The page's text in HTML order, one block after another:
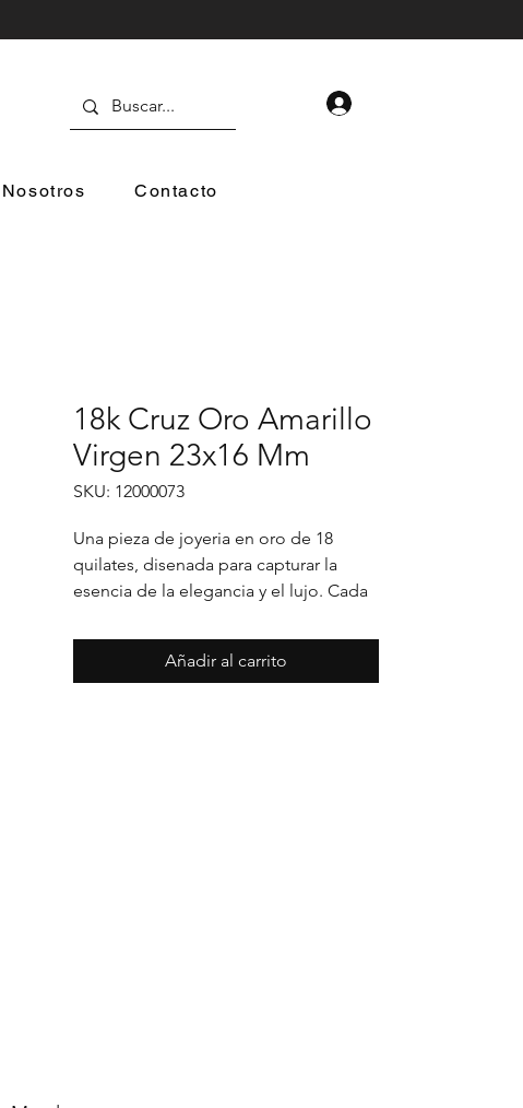
Nosotros Contacto
18k Cruz Oro Amarillo
Virgen 23x16 Mm
SKU: 12000073
Una pieza de joyeria en oro de 18
quilates, disenada para capturar la
esencia de la elegancia y el lujo. Cada
unico, pensado para realzar cualquier
ocasion con distincion.
Añadir al carrito